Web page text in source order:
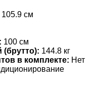
105.9 см
100 см
(брутто): 144.8 кг
в комплекте: Нет